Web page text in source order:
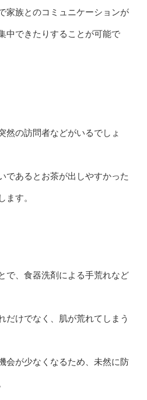
家族とのコミュニケーションが
中できたりすることが可能で
然の訪問者などがいるでしょ
であるとお茶が出しやすかった
ます。
で、食器洗剤による手荒れなど
だけでなく、肌が荒れてしまう
会が少なくなるため、未然に防